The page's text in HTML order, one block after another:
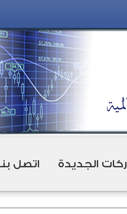
الجديدة اتصل